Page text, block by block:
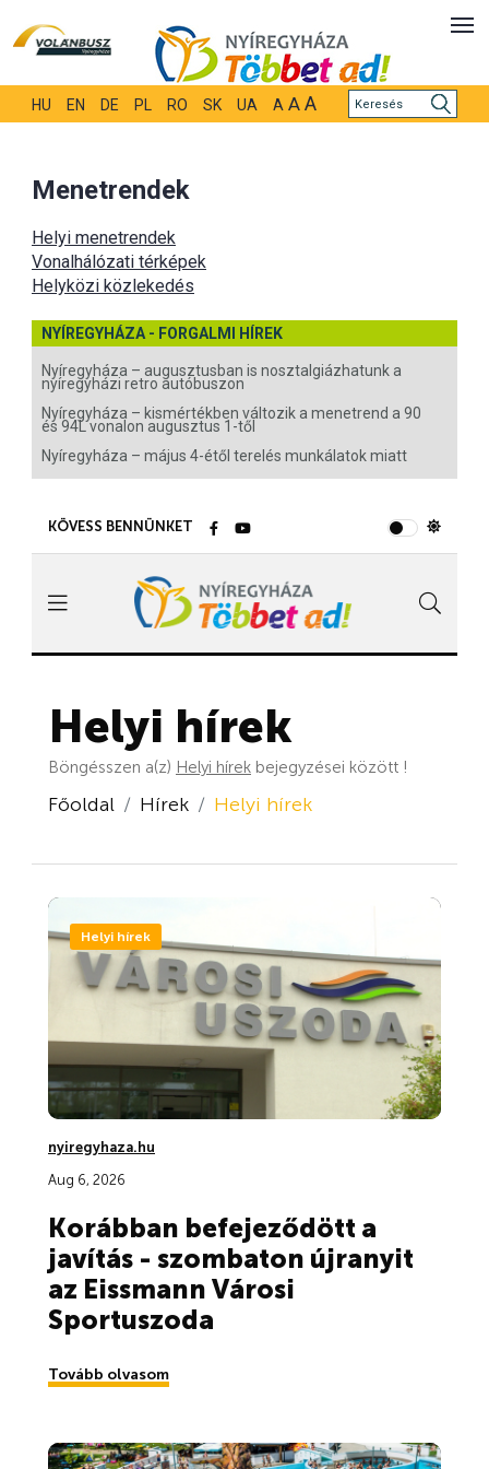
HU EN DE PL RO SK UA A A A
Menetrendek
Helyi menetrendek
Vonalhálózati térképek
Helyközi közlekedés
NYÍREGYHÁZA - FORGALMI HÍREK
Nyíregyháza – augusztusban is nosztalgiázhatunk a
nyíregyházi retro autóbuszon
Nyíregyháza – kismértékben változik a menetrend a 90
és 94L vonalon augusztus 1-től
Nyíregyháza – május 4-étől terelés munkálatok miatt